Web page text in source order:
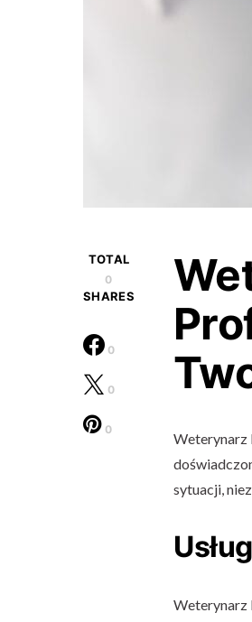
TOTAL
0
SHARES
0
0
0
Weterynarz
sytuacji,
Weterynarz